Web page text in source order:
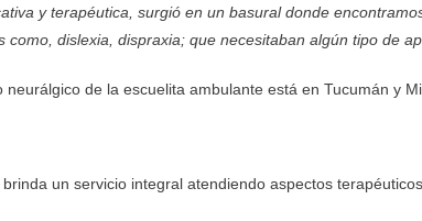
y terapéutica, surgió en un basural donde
dislexia, dispraxia; que necesitaban algún tipo de
de la escuelita ambulante está en Tucumán y
un servicio integral atendiendo aspectos